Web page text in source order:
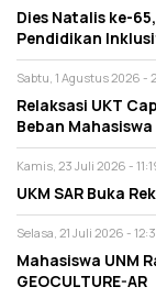
Dies Natalis ke-
Pendidikan
Sabtu, 1 Agustus 2026 -
Relaksasi UKT
Beban Mahasiswa
Kamis, 23 Juli 2026 -
UKM SAR Buka
Selasa, 21 Juli 2026 -
Mahasiswa UNM
GEOCULTURE-AR